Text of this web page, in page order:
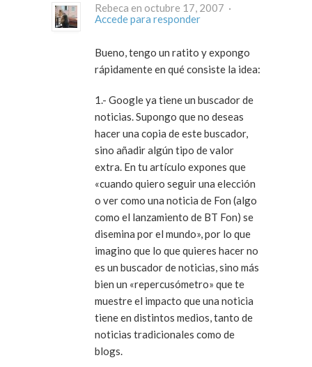
Rebeca en octubre 17, 2007 ·
Accede para responder
Bueno, tengo un ratito y expongo
rápidamente en qué consiste la idea:
1.- Google ya tiene un buscador de
noticias. Supongo que no deseas
hacer una copia de este buscador,
sino añadir algún tipo de valor
extra. En tu artículo expones que
«cuando quiero seguir una elección
o ver como una noticia de Fon (algo
como el lanzamiento de BT Fon) se
disemina por el mundo», por lo que
imagino que lo que quieres hacer no
es un buscador de noticias, sino más
bien un «repercusómetro» que te
muestre el impacto que una noticia
tiene en distintos medios, tanto de
noticias tradicionales como de
blogs.